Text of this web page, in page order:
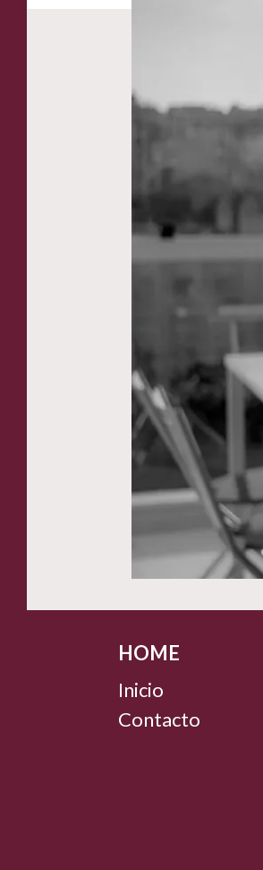
HOME
Inicio
Contacto